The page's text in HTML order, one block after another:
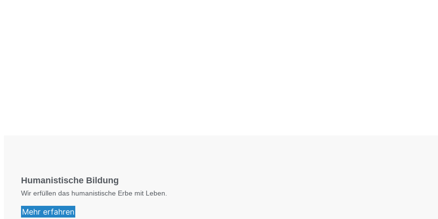
Humanistische Bildung
Wir erfüllen das humanistische Erbe mit Leben.
Mehr erfahren